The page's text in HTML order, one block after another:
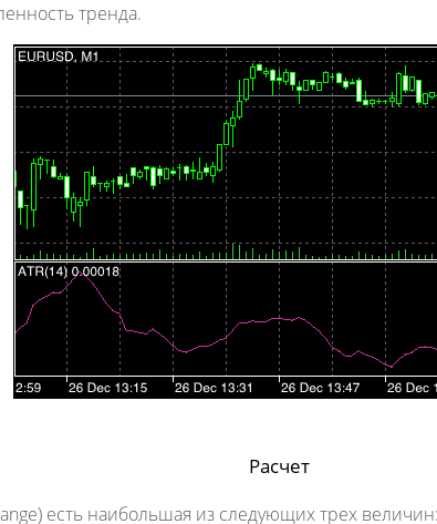
тренда.
Расчет
есть наибольшая из следующих трех величин: